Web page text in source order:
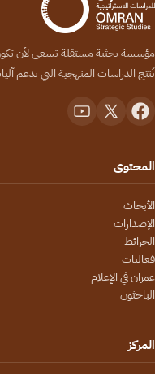
مؤسسة بحثية مستقلة تسعى لأن تكون
تُنتج الدراسات المنهجية التي تدعم
المحتوى
الأبحاث
الإصدارات
الخرائط
فعاليات
عمران في الإعلام
الباحثون
المركز